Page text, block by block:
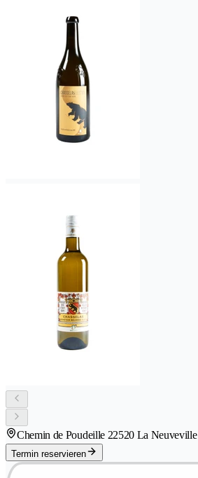
Chemin de Poudeille 22520 La Neuveville
Termin reservieren